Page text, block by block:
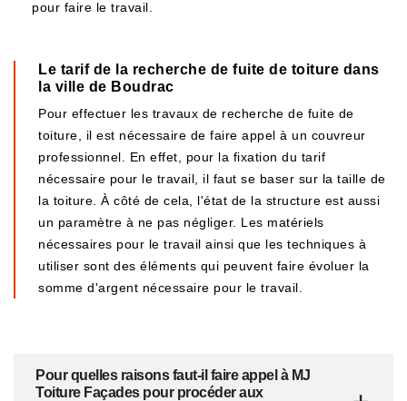
pour faire le travail.
Le tarif de la recherche de fuite de toiture dans
la ville de Boudrac
Pour effectuer les travaux de recherche de fuite de
toiture, il est nécessaire de faire appel à un couvreur
professionnel. En effet, pour la fixation du tarif
nécessaire pour le travail, il faut se baser sur la taille de
la toiture. À côté de cela, l'état de la structure est aussi
un paramètre à ne pas négliger. Les matériels
nécessaires pour le travail ainsi que les techniques à
utiliser sont des éléments qui peuvent faire évoluer la
somme d'argent nécessaire pour le travail.
Pour quelles raisons faut-il faire appel à MJ
Toiture Façades pour procéder aux